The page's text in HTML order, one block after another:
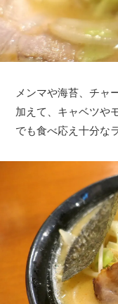
メンマや海苔、チャ
加えて、キャベツや
でも食べ応え十分な